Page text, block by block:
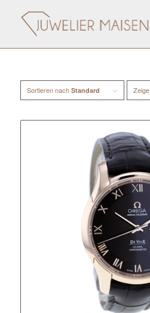
Sortieren nach Standard Zeige